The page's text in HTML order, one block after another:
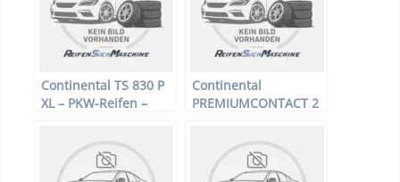
Continental TS 830 P
XL – PKW-Reifen –
Winterreifen
Continental
PREMIUMCONTACT 2
175/70 R14 84T –
Sommerreifen